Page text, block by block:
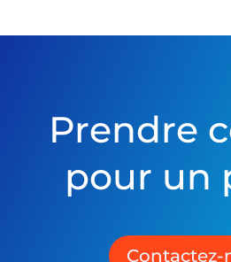
Prendre
pour un
Contactez-